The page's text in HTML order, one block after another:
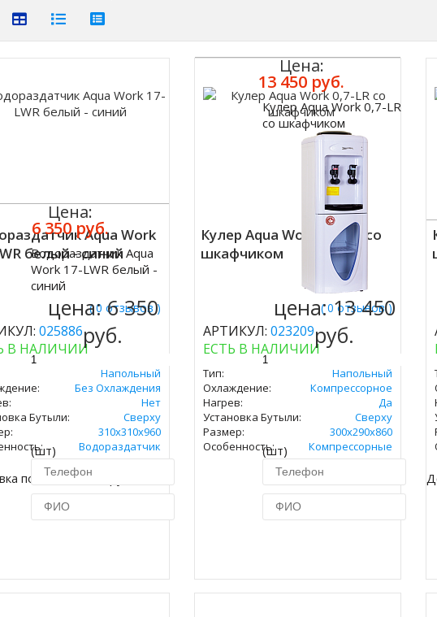
Aqua Work
белый - синий
( 0 отзывов )
025886
В НАЛИЧИИ
Напольный
Без Охлаждения
Нет
Бутыли:
Сверху
310х310х960
Водораздатчик
по Москве 450 руб.
Цена:
6 350 руб.
Водораздатчик Aqua
Work 17-LWR белый -
синий
цена:6 350
руб.
(шт)
Кулер Aqua Work 0,7-LR со
шкафчиком
( 0 отзывов )
АРТИКУЛ: 023209
ЕСТЬ В НАЛИЧИИ
Тип:
Напольный
Охлаждение:
Компрессорное
Нагрев:
Да
Установка Бутыли:
Сверху
Размер:
300х290х860
Особенность:
Компрессорные
Цена:
13 450 руб.
Кулер Aqua Work 0,7-LR
со шкафчиком
цена:13 450
руб.
(шт)